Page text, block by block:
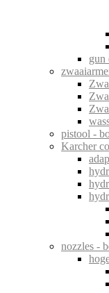
gun
pistool -
Karcher
nozzles -